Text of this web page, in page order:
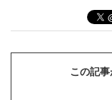
この記